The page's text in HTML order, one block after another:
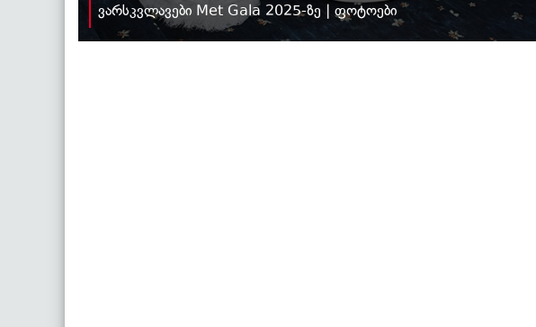
ვარსკვლავები Met Gala 2025-ზე | ფოტოები